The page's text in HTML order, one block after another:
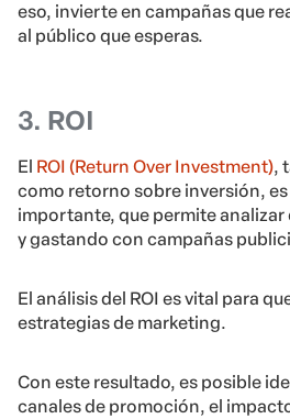
eso, invierte en campañas que
al público que esperas.
3. ROI
El ROI (Return Over Investment),
como retorno sobre inversión,
importante, que permite
y gastando con campañas
El análisis del ROI es vital para
estrategias de marketing.
Con este resultado, es posible
canales de promoción, el